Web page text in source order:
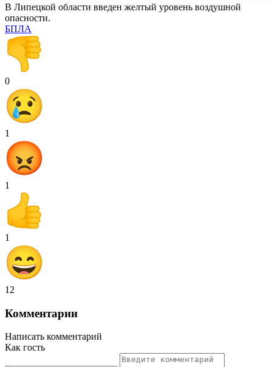
В Липецкой области введен желтый уровень воздушной
опасности.
БПЛА
0
1
1
1
12
Комментарии
Написать комментарий
Как гость